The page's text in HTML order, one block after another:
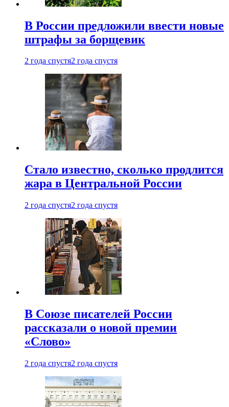
В России предложили ввести новые
штрафы за борщевик
2 года спустя2 года спустя
Стало известно, сколько продлится
жара в Центральной России
2 года спустя2 года спустя
В Союзе писателей России
рассказали о новой премии
«Слово»
2 года спустя2 года спустя